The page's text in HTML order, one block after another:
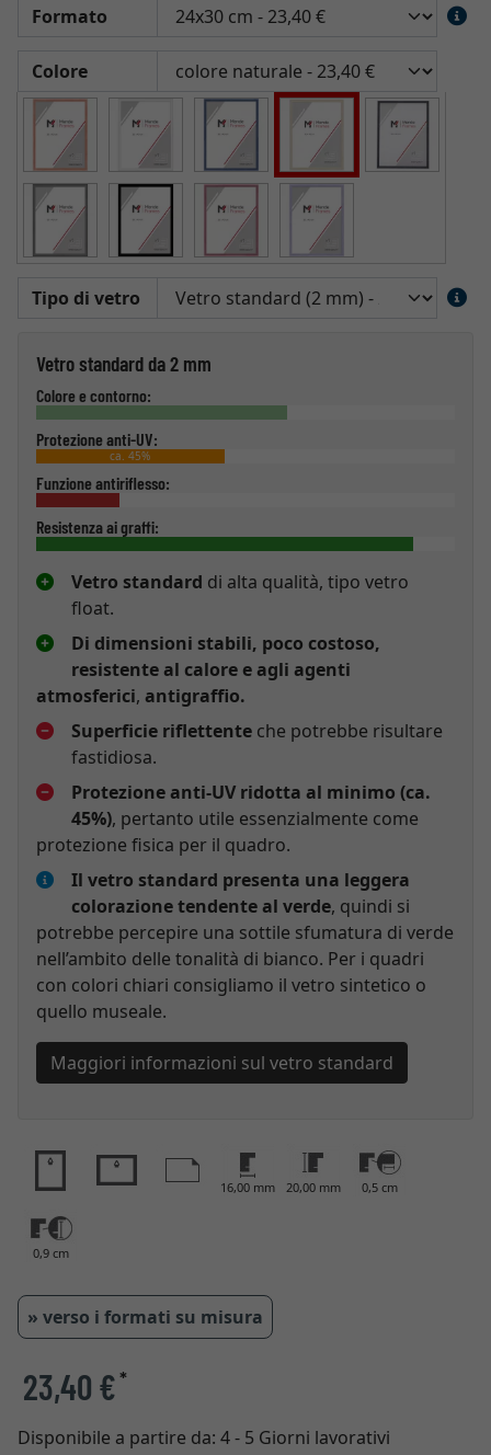
Formato
Colore
Tipo di vetro
Vetro standard da 2 mm
Colore e contorno:
Protezione anti-UV:
ca. 45%
Funzione antiriflesso:
Resistenza ai graffi:
Vetro standard di alta qualità, tipo vetro
float.
Di dimensioni stabili, poco costoso,
resistente al calore e agli agenti
atmosferici, antigraffio.
Superficie riflettente che potrebbe risultare
fastidiosa.
Protezione anti-UV ridotta al minimo (ca.
45%), pertanto utile essenzialmente come
protezione fisica per il quadro.
Il vetro standard presenta una leggera
colorazione tendente al verde, quindi si
potrebbe percepire una sottile sfumatura di verde
nell’ambito delle tonalità di bianco. Per i quadri
con colori chiari consigliamo il vetro sintetico o
quello museale.
Maggiori informazioni sul vetro standard
16,00 mm 20,00 mm 0,5 cm
0,9 cm
» verso i formati su misura
23,40 €*
Disponibile a partire da: 4 - 5 Giorni lavorativi